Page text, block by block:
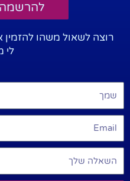
להרשמה
רוצה לשאול משהו
לי